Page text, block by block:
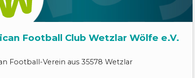
Football Club Wetzlar Wölfe e.V.
Football-Verein aus 35578 Wetzlar